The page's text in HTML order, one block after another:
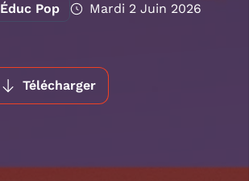
Éduc Pop Mardi 2 Juin 2026
Télécharger